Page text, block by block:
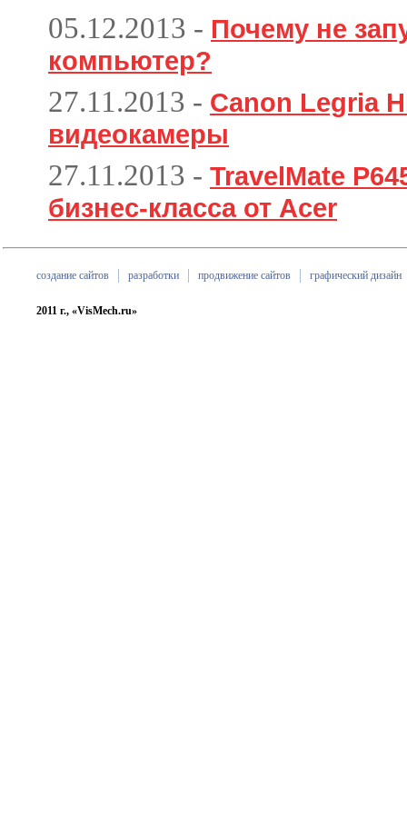
05.12.2013 - Почему не
компьютер?
27.11.2013 - Canon Legria
видеокамеры
27.11.2013 - TravelMate
бизнес-класса от Acer
создание сайтов разработки продвижение сайтов графический дизайн
2011 г., «VisMech.ru»